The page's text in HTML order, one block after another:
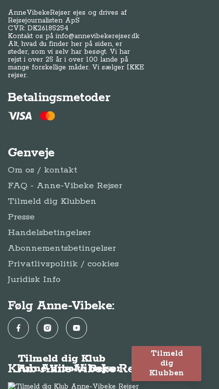
AnneVibekeRejser ejes og drives af
Rejsejournalisten ApS
CVR: DK26185254
Kontakt os påinfo@annevibekerejser.dk
Alt, hvad du finder her på siden, er
steder, som vi selv har besøgt. Vi har
rejst i over 25 år i over 100 lande på
mange forskellige måder. Vi sælger IKKE
rejser.
Betalingsmetoder
Genveje
Om os / kontakt
FAQ - Anne-Vibeke Rejser
Tilmeld dig Klubben
Presse
Handelsbetingelser
Abonnementsbetingelser
Privatlivspolitik / cookies
Juridisk Info
Følg Anne-Vibeke:
FacebookInstagramYouTube
Klub Anne-Vibeke Rejser
Tilmeld dig Klub
Anne-Vibeke Rejser
Tilmeld
dig
Klubben